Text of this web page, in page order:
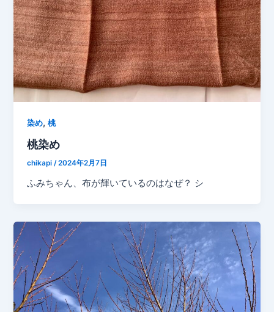
染め,桃
桃染め
chikapi /2024年2月7日
ふみちゃん、布が輝いているのはなぜ？ シ